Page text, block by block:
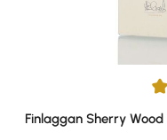
Average rating of 5 out
Finlaggan Sherry Wood